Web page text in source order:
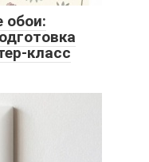
обои:
класс